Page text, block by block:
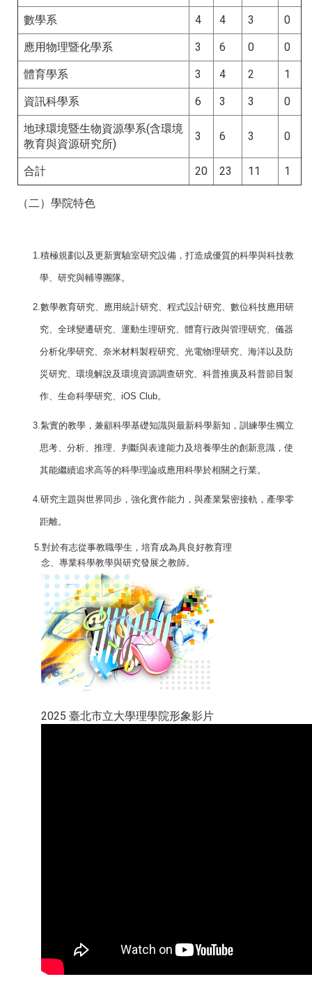
數學系 4 4 3 0
應用物理暨化學系 3 6 0 0
體育學系 3 4 2 1
資訊科學系 6 3 3 0
地球環境暨生物資源學系(含環境
教育與資源研究所)
3 6 3 0
合計 20 23 11 1
（二）學院特色
1. 積極規劃以及更新實驗室研究設備，打造成優質的科學與科技教
學、研究與輔導團隊。
2. 數學教育研究、應用統計研究、程式設計研究、數位科技應用研
究、全球變遷研究、運動生理研究、體育行政與管理研究、儀器
分析化學研究、奈米材料製程研究、光電物理研究、海洋以及防
災研究、環境解說及環境資源調查研究、科普推廣及科普節目製
作、生命科學研究、 iOS Club。
3. 紮實的教學，兼顧科學基礎知識與最新科學新知，訓練學生獨立
思考、分析、推理、判斷與表達能力及培養學生的創新意識，使
其能繼續追求高等的科學理論或應用科學於相關之行業。
4. 研究主題與世界同步，強化實作能力，與產業緊密接軌，產學零
距離。
5. 對於有志從事教職學生，培育成為具良好教育理
念、專業科學教學與研究發展之教師。
2025 臺北市立大學理學院形象影片